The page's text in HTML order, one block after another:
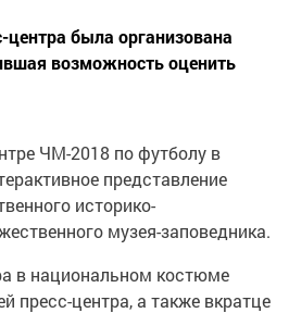
центра была организована
возможность оценить
ЧМ-2018 по футболу в
представление
историко-
музея-заповедника.
в национальном костюме
пресс-центра, а также вкратце